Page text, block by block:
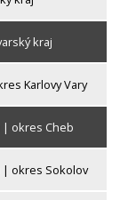
kraj
Karlovy Vary
| okres Cheb
| okres Sokolov